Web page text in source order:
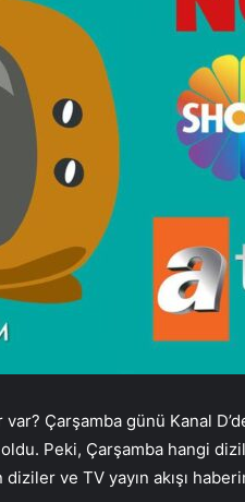
Çarşamba günü Kanal
Peki, Çarşamba hangi
ve TV yayın akışı